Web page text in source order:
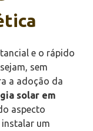
e o rápido
sem
a adoção da
solar em
aspecto
um